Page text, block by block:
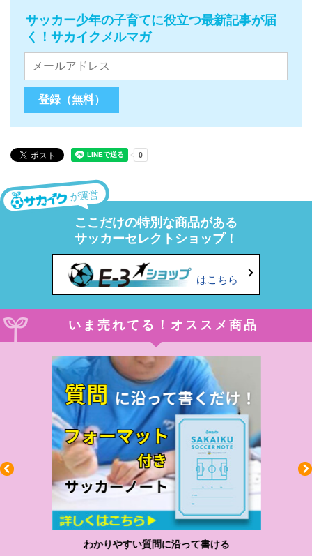
サッカー少年の子育てに役立つ最新記事が届
く！サカイクメルマガ
が運営
ここだけの特別な商品がある
サッカーセレクトショップ！
はこちら
いま売れてる！オススメ商品
わかりやすい質問に沿って書ける